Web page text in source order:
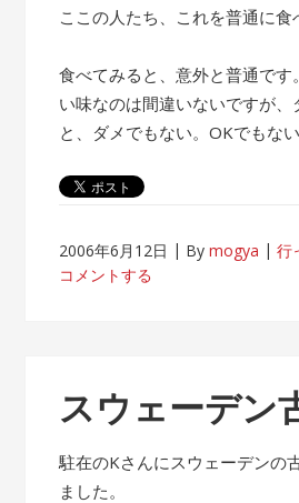
ここの人たち、これを普通に食
食べてみると、意外と普通です
い味なのは間違いないですが、
と、ダメでもない。OKでもな
2006年6月12日 Bymogya
行
コメントする
スウェーデン
駐在のKさんにスウェーデンの
ました。